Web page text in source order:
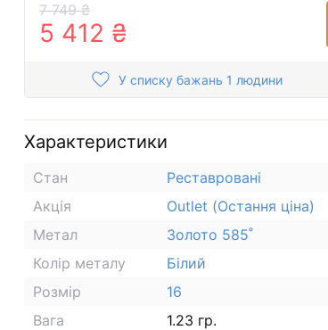
7 749 ₴
5 412 ₴
У списку бажань 1 людини
Характеристики
Стан
Реставровані
Акція
Outlet (Остання ціна)
Метал
Золото 585˚
Колір металу
Білий
Розмір
16
Вага
1.23 гр.